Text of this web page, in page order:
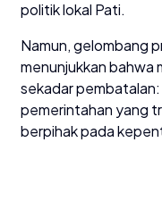
politik lokal Pati.
Namun, gelombang
menunjukkan bahwa
sekadar
pemerintahan yang
berpihak pada